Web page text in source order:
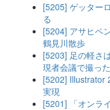
[5205] ゲッター
る
[5204] アサヒペ
鶴見川散歩
[5203] 足の軽さ
現者会議で撮っ
[5202] Illustrator
実現
[5201] 「オンラ